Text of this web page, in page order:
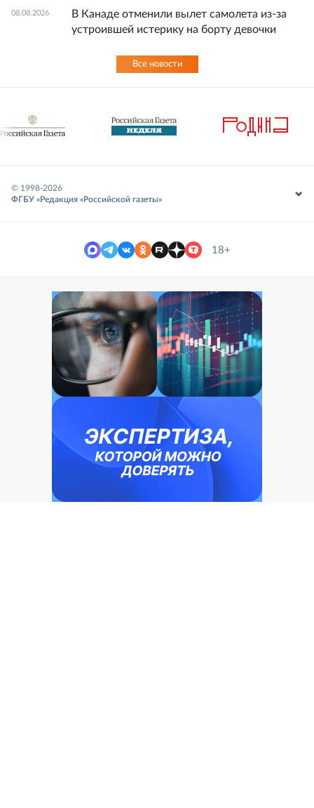
08.08.2026
В Канаде отменили вылет самолета из-за
устроившей истерику на борту девочки
Все новости
© 1998-2026
ФГБУ «Редакция «Российской газеты»
18+